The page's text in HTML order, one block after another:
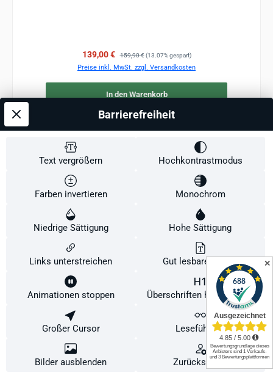
Verkaufspreis:
139,00 € Regulärer Preis:
159,90 € (13.07% gespart)
Preise inkl. MwSt. zzgl. Versandkosten
In den Warenkorb
Text vergrößern Hochkontrastmodus
Farben invertieren Monochrom
Niedrige Sättigung Hohe Sättigung
Links unterstreichen Gut lesbare Schrift
Animationen stoppen Überschriften hervorheben
Großer Cursor Leseführung
Bilder ausblenden Zurücksetzen
Barrierefreiheit
Diese Website verwendet Cookies, um eine bestmögliche Erfahrung bieten zu
Alle Cookies akzeptieren
✕